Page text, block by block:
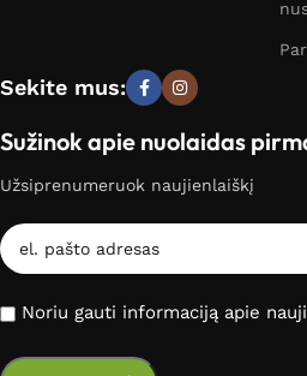
Sekite mus:
Sužinok apie nuolaidas
Užsiprenumeruok naujienlaiškį
Noriu gauti informaciją apie